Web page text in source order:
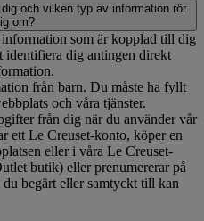
och vilken typ av information rör
om?
som är kopplad till dig
identifiera dig antingen direkt
från barn. Du måste ha fyllt
och våra tjänster.
från dig när du använder vår
ett Le Creuset-konto, köper en
eller i våra Le Creuset-
butik) eller prenumererar på
begärt eller samtyckt till kan